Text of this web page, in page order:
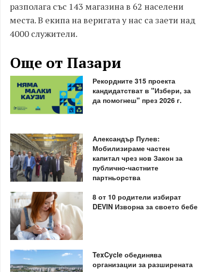
разполага със 143 магазина в 62 населени
места. В екипа на веригата у нас са заети над
4000 служители.
Още от Пазари
Рекордните 315 проекта
кандидатстват в "Избери, за
да помогнеш" през 2026 г.
Александър Пулев:
Мобилизираме частен
капитал чрез нов Закон за
публично-частните
партньорства
8 от 10 родители избират
DEVIN Изворна за своето бебе
TexCycle обединява
организации за разширената